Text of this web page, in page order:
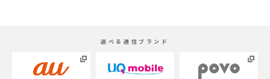
Androidスマホとは？特徴やメリット・デメリット、おススメ機種を紹介
選べる通信ブランド